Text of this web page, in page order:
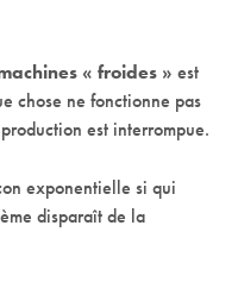
« froides » est
chose ne fonctionne pas
est interrompue.
exponentielle si qui
disparaît de la